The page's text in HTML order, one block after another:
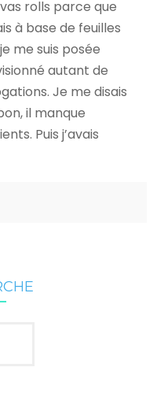
rolls parce que
à base de feuilles
me suis posée
autant de
Je me disais
il manque
Puis j’avais